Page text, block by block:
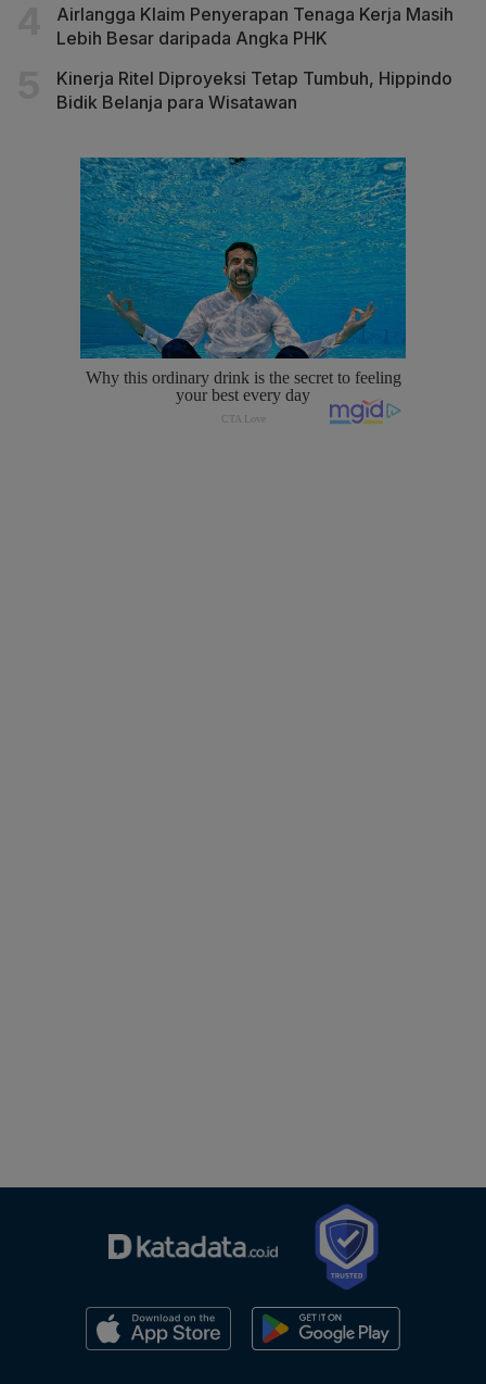
Airlangga Klaim Penyerapan Tenaga Kerja Masih
Lebih Besar daripada Angka PHK
Kinerja Ritel Diproyeksi Tetap Tumbuh, Hippindo
Bidik Belanja para Wisatawan